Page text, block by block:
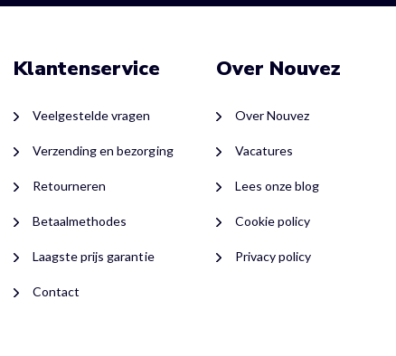
Klantenservice
Veelgestelde vragen
Verzending en bezorging
Retourneren
Betaalmethodes
Laagste prijs garantie
Contact
Over Nouvez
Over Nouvez
Vacatures
Lees onze blog
Cookie policy
Privacy policy